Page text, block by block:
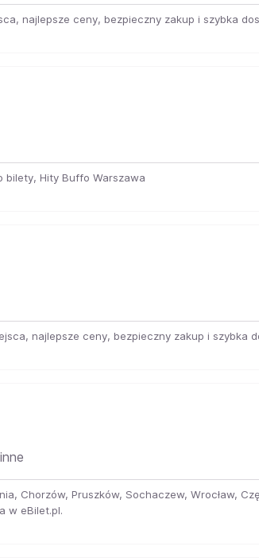
najlepsze ceny, bezpieczny zakup i szybka
Hity Buffo Warszawa
najlepsze ceny, bezpieczny zakup i szybka
Chorzów, Pruszków, Sochaczew, Wrocław,
w eBilet.pl.